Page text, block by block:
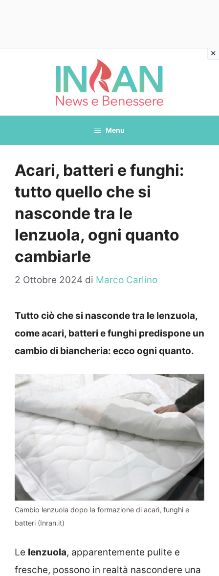
Menu
Acari, batteri e funghi:
tutto quello che si
nasconde tra le
lenzuola, ogni quanto
cambiarle
2 Ottobre 2024 di Marco Carlino
Tutto ciò che si nasconde tra le lenzuola,
come acari, batteri e funghi predispone un
cambio di biancheria: ecco ogni quanto.
Cambio lenzuola dopo la formazione di acari, funghi e
batteri (Inran.it)
Le lenzuola, apparentemente pulite e
fresche, possono in realtà nascondere una